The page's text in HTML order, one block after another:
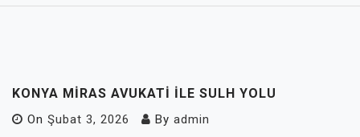
KONYA MIRAS AVUKATI İLE SULH YOLU
On Şubat 3, 2026 By admin